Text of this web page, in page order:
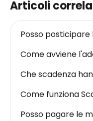
Articoli
Posso
Come avviene
Che scadenza
Come funziona
Posso pagare le